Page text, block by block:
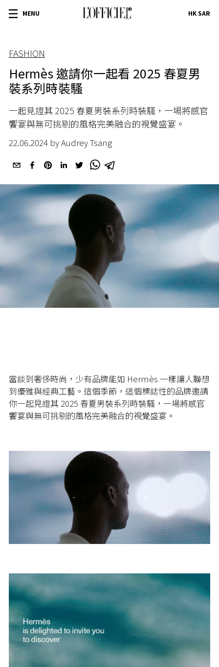
MENU HK SAR
FASHION
Hermès 邀請你一起看 2025 春夏男
裝系列時裝騷
一起見證其 2025 春夏男裝系列時裝騷，一場將感官
饗宴與無可挑剔的風格完美融合的視覺盛宴。
22.06.2024 by Audrey Tsang
當談到奢侈時尚，少有品牌能如 Hermès 一樣讓人聯想
到優雅與經典工藝。這個季節，這個標誌性的品牌邀請
你一起見證其 2025 春夏男裝系列時裝騷，一場將感官
饗宴與無可挑剔的風格完美融合的視覺盛宴。